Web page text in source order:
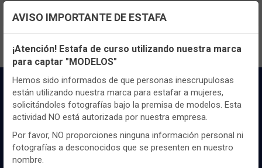
Distribuidor y mayorista textil de las mejores
Configuración de cookies
Utilizamos cookies propias y de terceros, de sesión o
persistentes, para hacer funcionar de manera segura nuestra
página web y personalizar su contenido.
Igualmente, utilizamos cookies para medir y obtener datos de
la navegación que realizas y para ajustar el contenido a tus
gustos y preferencias.
Puedesconfigurary aceptar el uso de cookies a tu gusto.
Para obtener más información visita nuestra
AVISO IMPORTANTE DE ESTAFA
¡Atención! Estafa de curso utilizando nuestra marca
para captar "MODELOS"
Hemos sido informados de que personas inescrupulosas
están utilizando nuestra marca para estafar a mujeres,
solicitándoles fotografías bajo la premisa de modelos. Esta
actividad NO está autorizada por nuestra empresa.
Por favor, NO proporciones ninguna información personal ni
fotografías a desconocidos que se presenten en nuestro
nombre.